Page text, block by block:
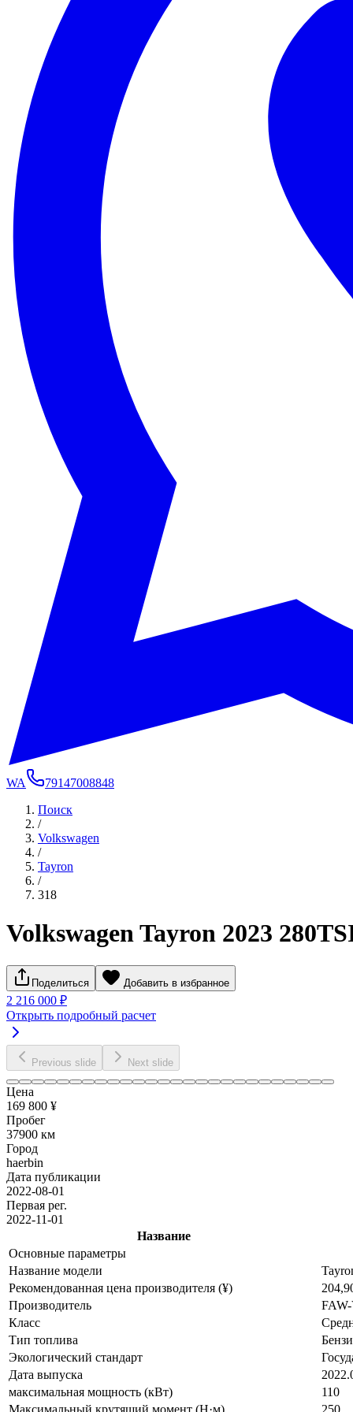
WA
79147008848
Поиск
/
Volkswagen
/
Tayron
/
318
Volkswagen Tayron 2023
Поделиться Добавить в избранное
2 216 000 ₽
Открыть подробный расчет
Previous slide Next slide
Цена
169 800 ¥
Пробег
37900 км
Город
haerbin
Дата публикации
2022-08-01
Первая рег.
2022-11-01
Название
Основные параметры
Название модели
Рекомендованная цена производителя (¥)
Производитель
Класс
Тип топлива
Экологический стандарт
Дата выпуска
максимальная мощность (кВт)
110
Максимальный крутящий момент (Н·м)
250